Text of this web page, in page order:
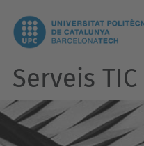
Serveis TIC